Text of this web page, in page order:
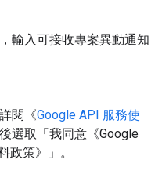
輸入可接收專案異動通知
閱《Google API 服務使
選取「我同意《Google
政策》」 。